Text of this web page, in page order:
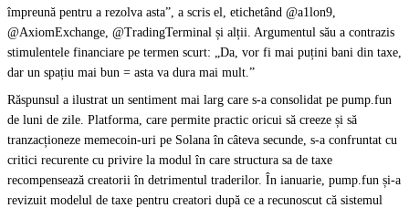
împreună pentru a rezolva asta”, a scris el, etichetând @a1lon9,
@AxiomExchange, @TradingTerminal și alții. Argumentul său a contrazis
stimulentele financiare pe termen scurt: „Da, vor fi mai puțini bani din taxe,
dar un spațiu mai bun = asta va dura mai mult.”
Răspunsul a ilustrat un sentiment mai larg care s-a consolidat pe pump.fun
de luni de zile. Platforma, care permite practic oricui să creeze și să
tranzacționeze memecoin-uri pe Solana în câteva secunde, s-a confruntat cu
critici recurente cu privire la modul în care structura sa de taxe
recompensează creatorii în detrimentul traderilor. În ianuarie, pump.fun și-a
revizuit modelul de taxe pentru creatori după ce a recunoscut că sistemul